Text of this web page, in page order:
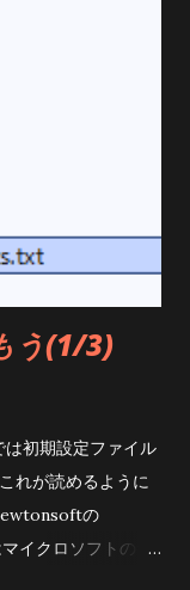
ねぇ こんな感じで
はOK(上の画像は
れをtestfile.jsonと
のtestfile.jsonの
ばいいけど そうな
とびっくりした機
ど、 jsonファイル
集」→「形式を選択
り付ける」 とする
using
う(1/3)
初期設定ファイル
れが読めるように
の
イクロソフトのサ